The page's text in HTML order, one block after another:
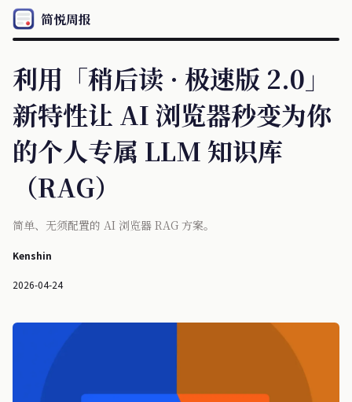
简悦周报
利用「稍后读 · 极速版 2.0」
新特性让 AI 浏览器秒变为你
的个人专属 LLM 知识库
（RAG）
简单、无须配置的 AI 浏览器 RAG 方案。
Kenshin
2026-04-24